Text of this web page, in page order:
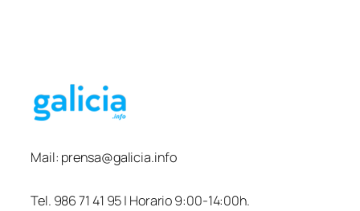
Mail: prensa@galicia.info
Tel. 986 71 41 95 | Horario 9:00-14:00h.